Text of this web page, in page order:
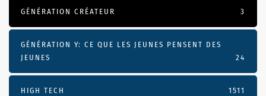
GÉNÉRATION CRÉATEUR 3
GÉNÉRATION Y: CE QUE LES JEUNES PENSENT DES
JEUNES
24
HIGH TECH 1511